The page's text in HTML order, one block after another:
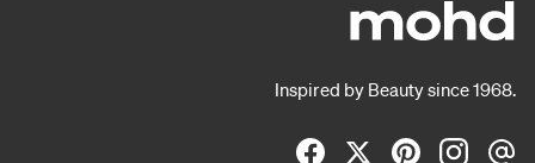
Inspired by Beauty since 1968.